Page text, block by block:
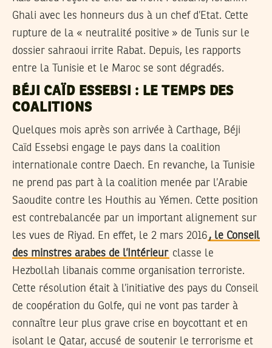
Ghali avec les honneurs dus à un chef d’Etat. Cette
rupture de la « neutralité positive » de Tunis sur le
dossier sahraoui irrite Rabat. Depuis, les rapports
entre la Tunisie et le Maroc se sont dégradés.
BÉJI CAÏD ESSEBSI : LE TEMPS DES
COALITIONS
Quelques mois après son arrivée à Carthage, Béji
Caïd Essebsi engage le pays dans la coalition
internationale contre Daech. En revanche, la Tunisie
ne prend pas part à la coalition menée par l’Arabie
Saoudite contre les Houthis au Yémen. Cette position
est contrebalancée par un important alignement sur
les vues de Riyad. En effet, le 2 mars 2016 , le Conseil
des minstres arabes de l’Intérieur classe le
Hezbollah libanais comme organisation terroriste.
Cette résolution était à l’initiative des pays du Conseil
de coopération du Golfe, qui ne vont pas tarder à
connaître leur plus grave crise en boycottant et en
isolant le Qatar, accusé de soutenir le terrorisme et